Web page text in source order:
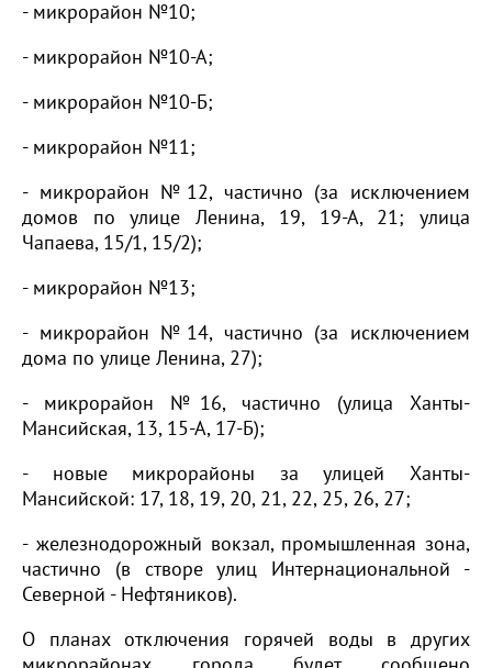
- микрорайон №10;
- микрорайон №10-А;
- микрорайон №10-Б;
- микрорайон №11;
- микрорайон №12, частично (за исключением
домов по улице Ленина, 19, 19-А, 21; улица
Чапаева, 15/1, 15/2);
- микрорайон №13;
- микрорайон №14, частично (за исключением
дома по улице Ленина, 27);
- микрорайон №16, частично (улица Ханты-
Мансийская, 13, 15-А, 17-Б);
- новые микрорайоны за улицей Ханты-
Мансийской: 17, 18, 19, 20, 21, 22, 25, 26, 27;
- железнодорожный вокзал, промышленная зона,
частично (в створе улиц Интернациональной -
Северной - Нефтяников).
О планах отключения горячей воды в других